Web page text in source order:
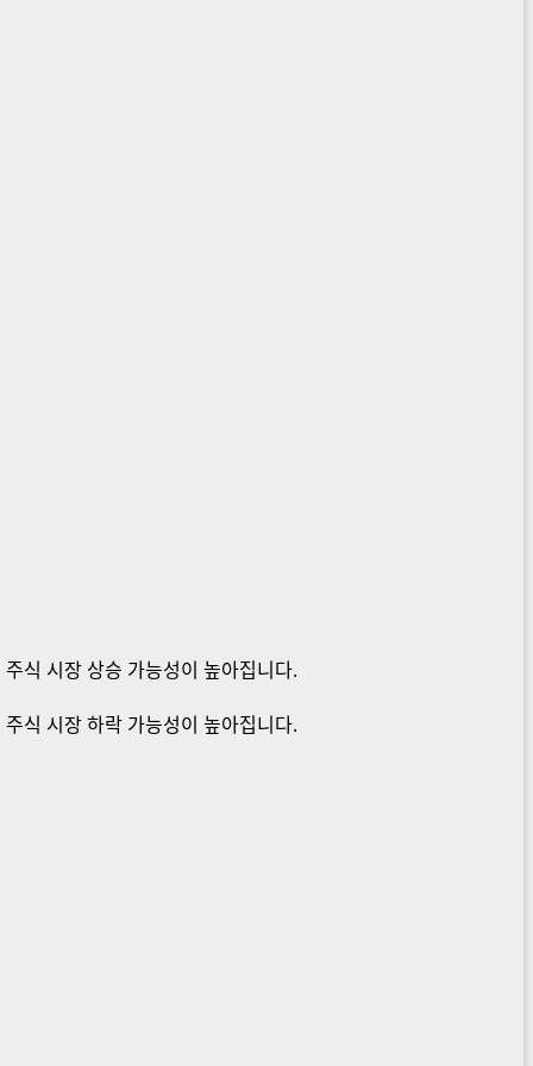
식 시장 상승 가능성이 높아집니다.
식 시장 하락 가능성이 높아집니다.